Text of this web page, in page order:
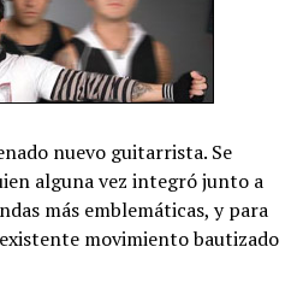
nuevo guitarrista. Se
alguna vez integró junto a
más emblemáticas, y para
movimiento bautizado